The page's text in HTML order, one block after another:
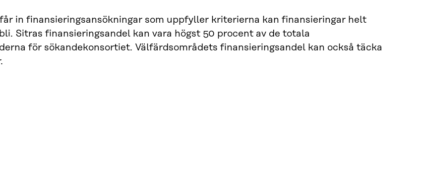
in finansieringsansökningar som uppfyller kriterierna kan finansieringar helt
Sitras finansieringsandel kan vara högst 50 procent av de totala
för sökandekonsortiet. Välfärdsområdets finansieringsandel kan också täcka